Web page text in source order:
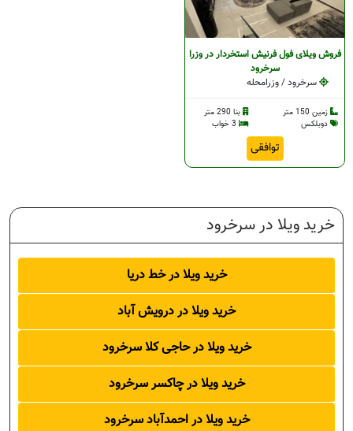
فروش ویلای فول فرنیش استخردار در وزرا
سرخرود
سرخرود / وزرامحله
زمین 150 متر
بنا 290 متر
دوبلکس
توافقی
خرید ویلا در سرخرود
خرید ویلا در خط دریا
خرید ویلا در درویش آباد
خرید ویلا در حاجی کلا سرخرود
خرید ویلا در چاکسر سرخرود
خرید ویلا در احمدآباد سرخرود